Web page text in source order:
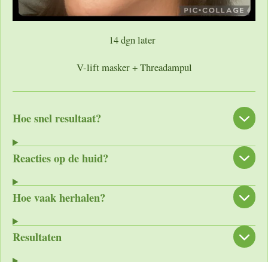
14 dgn later
V-lift masker + Threadampul
Hoe snel resultaat?
Reacties op de huid?
Hoe vaak herhalen?
Resultaten